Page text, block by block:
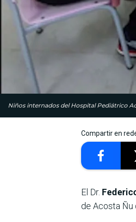
Niños internados del Hospital Pediátrico
Compartir en
El Dr.
de Acosta Ñu